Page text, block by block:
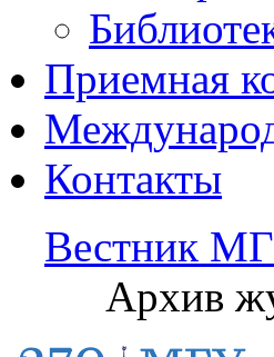
Приемная
Контакты
Вестник
Архив